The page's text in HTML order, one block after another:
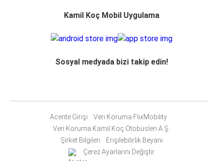
Kamil Koç Mobil Uygulama
Sosyal medyada bizi takip edin!
Acente Girişi
Veri Koruma FlixMobility
Veri Koruma Kamil Koç Otobüsleri A.Ş.
Şirket Bilgileri
Erişilebilirlik Beyanı
Çerez Ayarlarını Değiştir